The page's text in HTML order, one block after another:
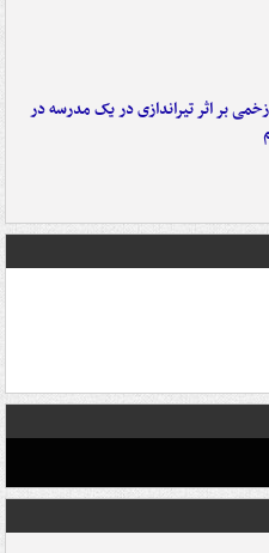
زخمی بر اثر تیراندازی در یک مدرسه در